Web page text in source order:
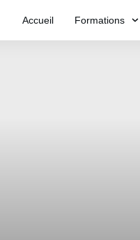
Accueil Formations